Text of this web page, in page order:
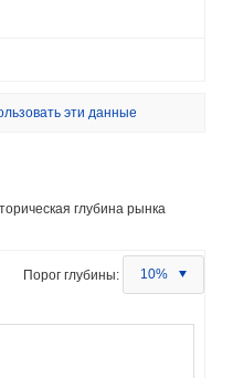
эти данные
глубина рынка
Порог глубины: 10%